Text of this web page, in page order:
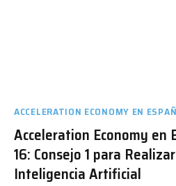
ACCELERATION ECONOMY EN
Acceleration Economy en
16: Consejo 1 para
Inteligencia Artificial